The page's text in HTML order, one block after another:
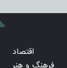
اقتصاد